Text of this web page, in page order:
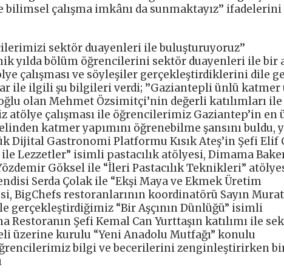
bilimsel çalışma imkânı da sunmaktayız’’ ifadelerini
sektör duayenleri ile buluşturuyoruz’’
yılda bölüm öğrencilerini sektör duayenleri ile bir
çalışması ve söyleşiler gerçekleştirdiklerini dile
ile ilgili şu bilgileri verdi; ’’Gaziantepli ünlü katmer
olan Mehmet Özsimitçi’nin değerli katılımları ile
atölye çalışması ile öğrencilerimiz Gaziantep’in en
katmer yapımını öğrenebilme şansını buldu,
Dijital Gastronomi Platformu Kısık Ateş’in Şefi Elif
ile Lezzetler” isimli pastacılık atölyesi, Dimama
Göksel ile “İleri Pastacılık Teknikleri”
Serda Çolak ile “Ekşi Maya ve Ekmek Üretim
BigChefs restoranlarının koordinatörü Sayın Murat
ile gerçekleştirdiğimiz “Bir Aşçının Dünlüğü” isimli
Restoranın Şefi Kemal Can Yurttaşın katılımı ile
üzerine kurulu “Yeni Anadolu Mutfağı” konulu
bilgi ve becerilerini zenginleştirirken